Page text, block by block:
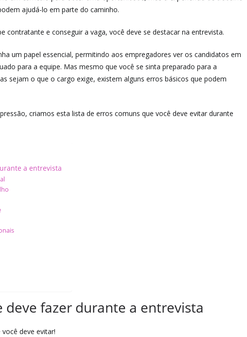
ajudá-lo em parte do caminho.
contratante e conseguir a vaga, você deve se destacar na entrevista.
um papel essencial, permitindo aos empregadores ver os candidatos em
para a equipe. Mas mesmo que você se sinta preparado para a
sejam o que o cargo exige, existem alguns erros básicos que podem
criamos esta lista de erros comuns que você deve evitar durante
a entrevista
deve fazer durante a entrevista
deve evitar!